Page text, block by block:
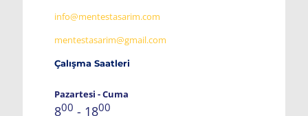
info@mentestasarim.com
mentestasarim@gmail.com
Çalışma Saatleri
Pazartesi - Cuma
800 - 1800